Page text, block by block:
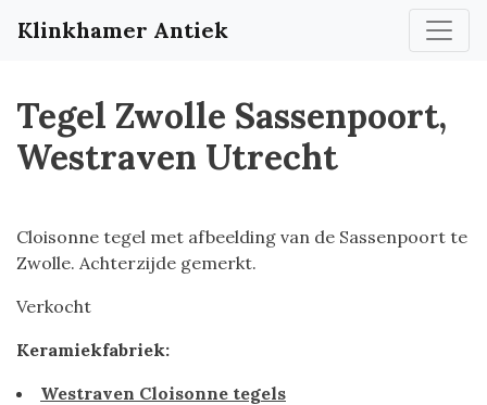
Klinkhamer Antiek
Tegel Zwolle Sassenpoort,
Westraven Utrecht
Cloisonne tegel met afbeelding van de Sassenpoort te
Zwolle. Achterzijde gemerkt.
Verkocht
Keramiekfabriek:
Westraven Cloisonne tegels